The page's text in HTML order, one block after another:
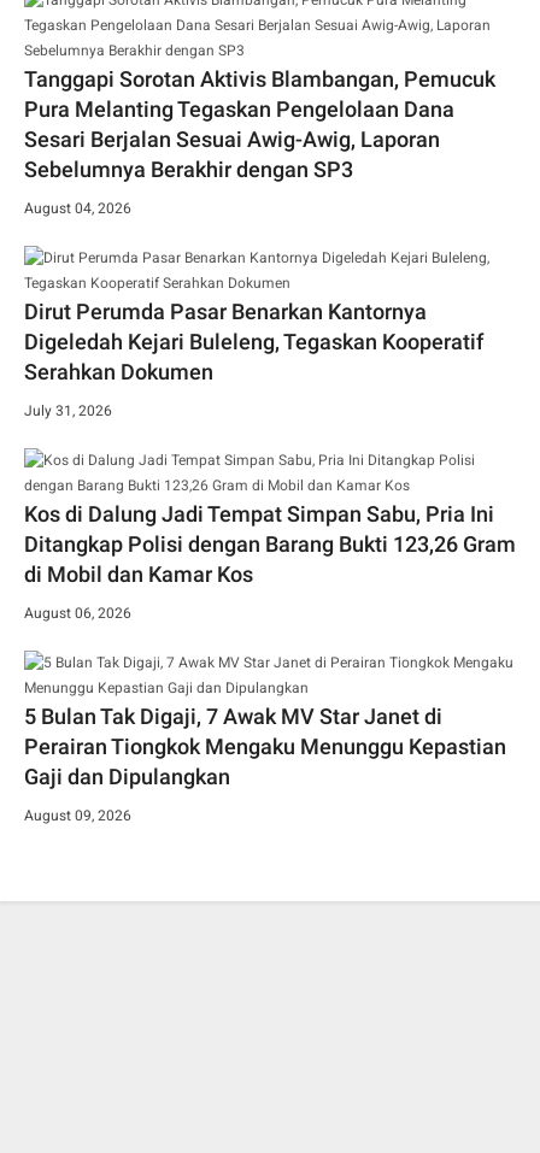
Tanggapi Sorotan Aktivis Blambangan, Pemucuk
Pura Melanting Tegaskan Pengelolaan Dana
Sesari Berjalan Sesuai Awig-Awig, Laporan
Sebelumnya Berakhir dengan SP3
August 04, 2026
Dirut Perumda Pasar Benarkan Kantornya
Digeledah Kejari Buleleng, Tegaskan Kooperatif
Serahkan Dokumen
July 31, 2026
Kos di Dalung Jadi Tempat Simpan Sabu, Pria Ini
Ditangkap Polisi dengan Barang Bukti 123,26 Gram
di Mobil dan Kamar Kos
August 06, 2026
5 Bulan Tak Digaji, 7 Awak MV Star Janet di
Perairan Tiongkok Mengaku Menunggu Kepastian
Gaji dan Dipulangkan
August 09, 2026